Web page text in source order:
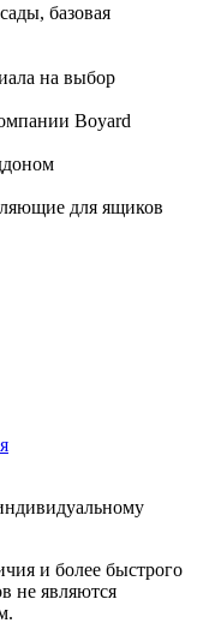
базовая
на выбор
Boyard
для ящиков
и более быстрого
не являются